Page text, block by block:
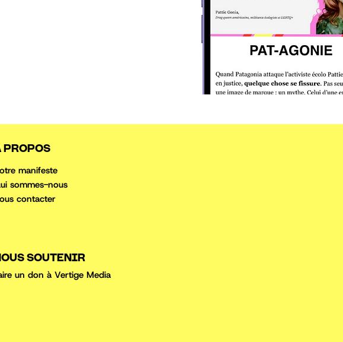
PROPOS
manifeste
sommes-nous
contacter
SOUTENIR
un don à Vertige Media